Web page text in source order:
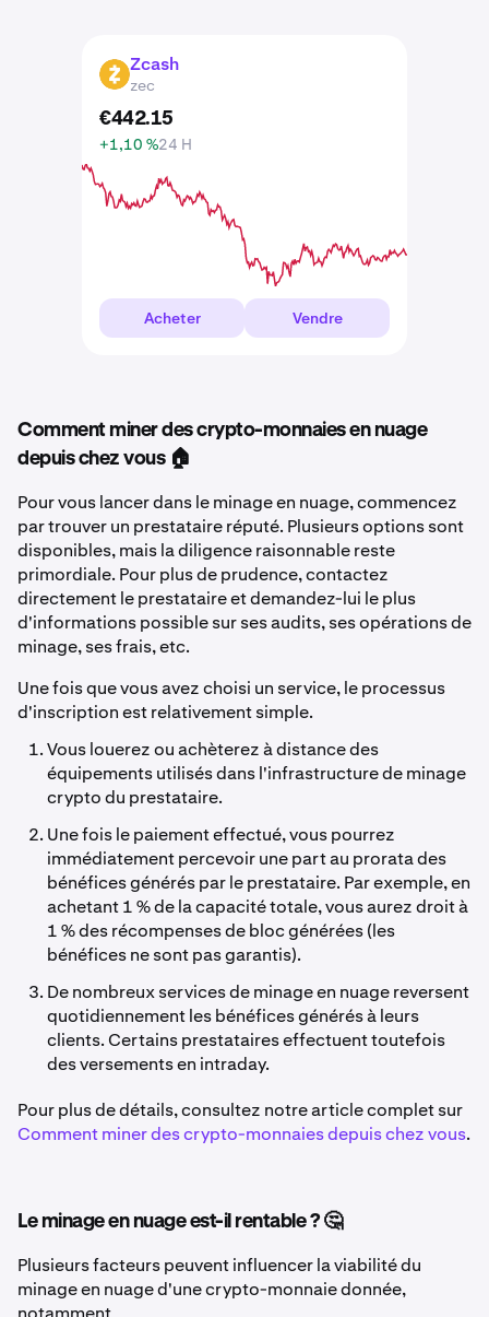
ZEC Zcash
zec
€442.15
+1,10 %24 H
Acheter Vendre
Comment miner des crypto-monnaies en nuage
depuis chez vous 🏠
Pour vous lancer dans le minage en nuage, commencez
par trouver un prestataire réputé. Plusieurs options sont
disponibles, mais la diligence raisonnable reste
primordiale. Pour plus de prudence, contactez
directement le prestataire et demandez-lui le plus
d'informations possible sur ses audits, ses opérations de
minage, ses frais, etc.
Une fois que vous avez choisi un service, le processus
d'inscription est relativement simple.
Vous louerez ou achèterez à distance des
équipements utilisés dans l'infrastructure de minage
crypto du prestataire.
Une fois le paiement effectué, vous pourrez
immédiatement percevoir une part au prorata des
bénéfices générés par le prestataire. Par exemple, en
achetant 1 % de la capacité totale, vous aurez droit à
1 % des récompenses de bloc générées (les
bénéfices ne sont pas garantis).
De nombreux services de minage en nuage reversent
quotidiennement les bénéfices générés à leurs
clients. Certains prestataires effectuent toutefois
des versements en intraday.
Pour plus de détails, consultez notre article complet sur
Comment miner des crypto-monnaies depuis chez vous.
Le minage en nuage est-il rentable ? 🤔
Plusieurs facteurs peuvent influencer la viabilité du
minage en nuage d'une crypto-monnaie donnée,